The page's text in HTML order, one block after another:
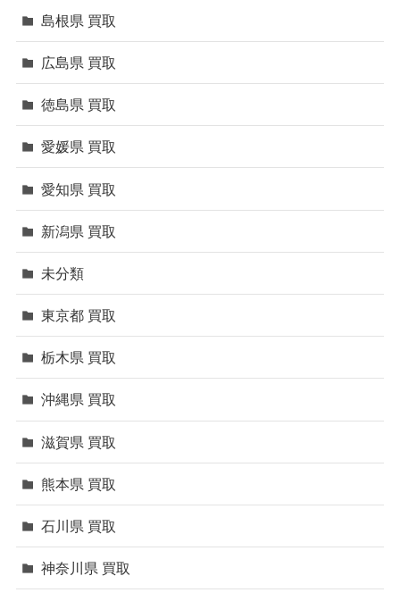
島根県 買取
広島県 買取
徳島県 買取
愛媛県 買取
愛知県 買取
新潟県 買取
未分類
東京都 買取
栃木県 買取
沖縄県 買取
滋賀県 買取
熊本県 買取
石川県 買取
神奈川県 買取